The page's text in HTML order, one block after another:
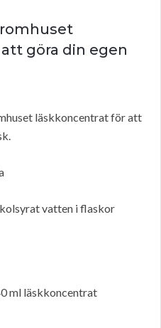
göra din egen
läskkoncentrat för att
vatten i flaskor
ml läskkoncentrat